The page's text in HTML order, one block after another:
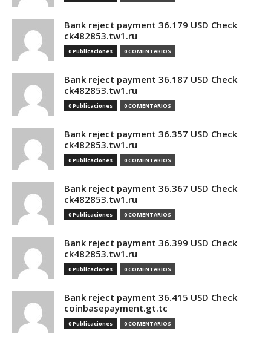
Bank reject payment 36.179 USD Check
ck482853.tw1.ru
0 Publicaciones 0 COMENTARIOS
Bank reject payment 36.187 USD Check
ck482853.tw1.ru
0 Publicaciones 0 COMENTARIOS
Bank reject payment 36.357 USD Check
ck482853.tw1.ru
0 Publicaciones 0 COMENTARIOS
Bank reject payment 36.367 USD Check
ck482853.tw1.ru
0 Publicaciones 0 COMENTARIOS
Bank reject payment 36.399 USD Check
ck482853.tw1.ru
0 Publicaciones 0 COMENTARIOS
Bank reject payment 36.415 USD Check
coinbasepayment.gt.tc
0 Publicaciones 0 COMENTARIOS